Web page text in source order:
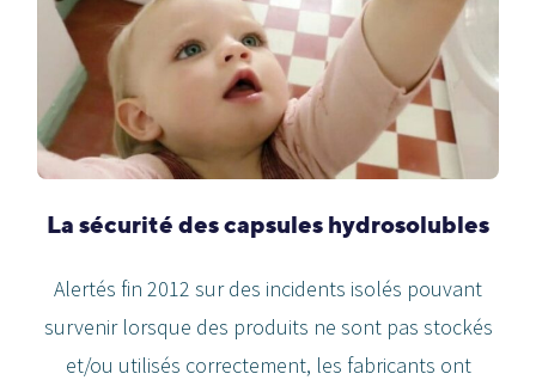
La sécurité des capsules hydrosolubles
Alertés fin 2012 sur des incidents isolés pouvant
survenir lorsque des produits ne sont pas stockés
et/ou utilisés correctement, les fabricants ont